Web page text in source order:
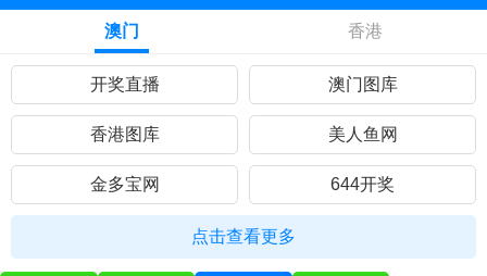
澳门 香港
开奖直播 澳门图库
香港图库 美人鱼网
金多宝网 644开奖
点击查看更多